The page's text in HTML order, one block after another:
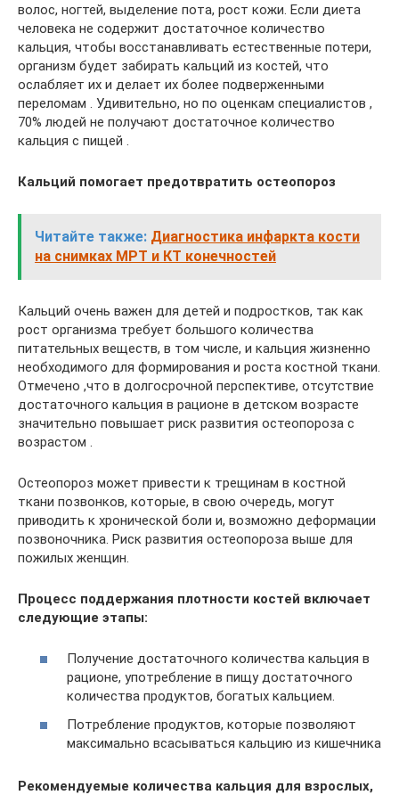
волос, ногтей, выделение пота, рост кожи. Если диета
человека не содержит достаточное количество
кальция, чтобы восстанавливать естественные потери,
организм будет забирать кальций из костей, что
ослабляет их и делает их более подверженными
переломам . Удивительно, но по оценкам специалистов ,
70% людей не получают достаточное количество
кальция с пищей .
Кальций помогает предотвратить остеопороз
Читайте также: Диагностика инфаркта кости
на снимках МРТ и КТ конечностей
Кальций очень важен для детей и подростков, так как
рост организма требует большого количества
питательных веществ, в том числе, и кальция жизненно
необходимого для формирования и роста костной ткани.
Отмечено ,что в долгосрочной перспективе, отсутствие
достаточного кальция в рационе в детском возрасте
значительно повышает риск развития остеопороза с
возрастом .
Остеопороз может привести к трещинам в костной
ткани позвонков, которые, в свою очередь, могут
приводить к хронической боли и, возможно деформации
позвоночника. Риск развития остеопороза выше для
пожилых женщин.
Процесс поддержания плотности костей включает
следующие этапы:
Получение достаточного количества кальция в
рационе, употребление в пищу достаточного
количества продуктов, богатых кальцием.
Потребление продуктов, которые позволяют
максимально всасываться кальцию из кишечника
Рекомендуемые количества кальция для взрослых,